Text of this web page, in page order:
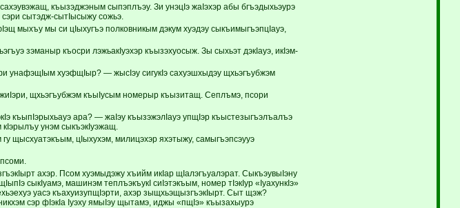
къызэджэным сыпэплъэу. Зи унэцIэ жаIэхэр абы бгъэдыхьэурэ
сытэдж-сытIысыжу сожьэ.
мыхъу мы си цIыхугъэ полковникым дэкум хуэдэу сыкъимыгъэпцIауэ,
зэманыр къосри лэжьакIуэхэр къызэхуосыж. Зы сыхьэт дэкIауэ, икIэм-
унафэщIым хуэфщIыр? — жысIэу сигукIэ сахуэшхыдэу щхьэгъубжэм
щхьэгъубжэм къыIусым номерыр къызитащ. Сеплъмэ, псори
къыпIэрыхьауэ ара? — жаIэу къызэжэлIауэ упщIэр къыстезыгъэлъалъэ
унэм сыкъэкIуэжащ.
щысхуатэкъым, цIыхухэм, милицэхэр яхэтыжу, самыгъэпсэууэ
ахэр. Псом хуэмыдэжу хъийм икIар щIалэгъуалэрат. СыкъэувыIэну
сыкIуамэ, машинэм теплъэкъукI сиIэтэкъым, номер тIэкIур «IуахункIэ»
уасэ къахуизупщIэрти, ахэр зыщхьэщызгъэкIырт. Сыт щэж?
сэр фIэкIа Iуэху ямыIэу щытамэ, иджы «пщIэ» къызахыурэ